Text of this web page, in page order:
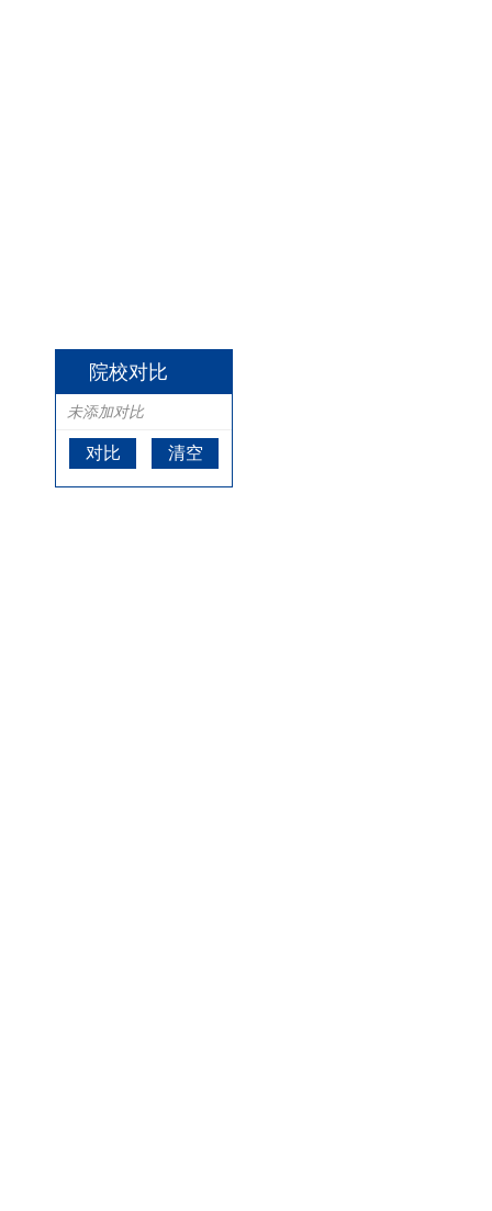
院校对比
未添加对比
对比 清空